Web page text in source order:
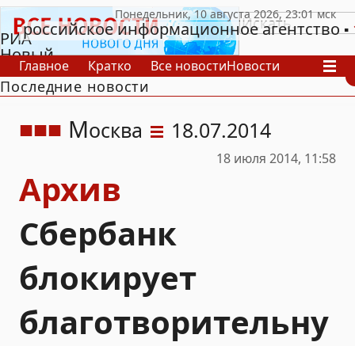
РИА
Новый
День
российское информационное агентство
Главное Кратко Все новостиНовости
В России
В мире
Последние новости
Москва 18.07.2014
18 июля 2014, 11:58
Архив
Сбербанк
блокирует
благотворительну